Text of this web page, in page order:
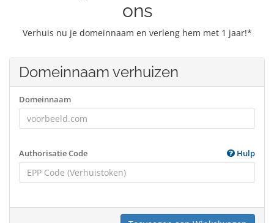
ons
Verhuis nu je domeinnaam en verleng hem met 1 jaar!*
Domeinnaam verhuizen
Domeinnaam
Authorisatie Code Hulp